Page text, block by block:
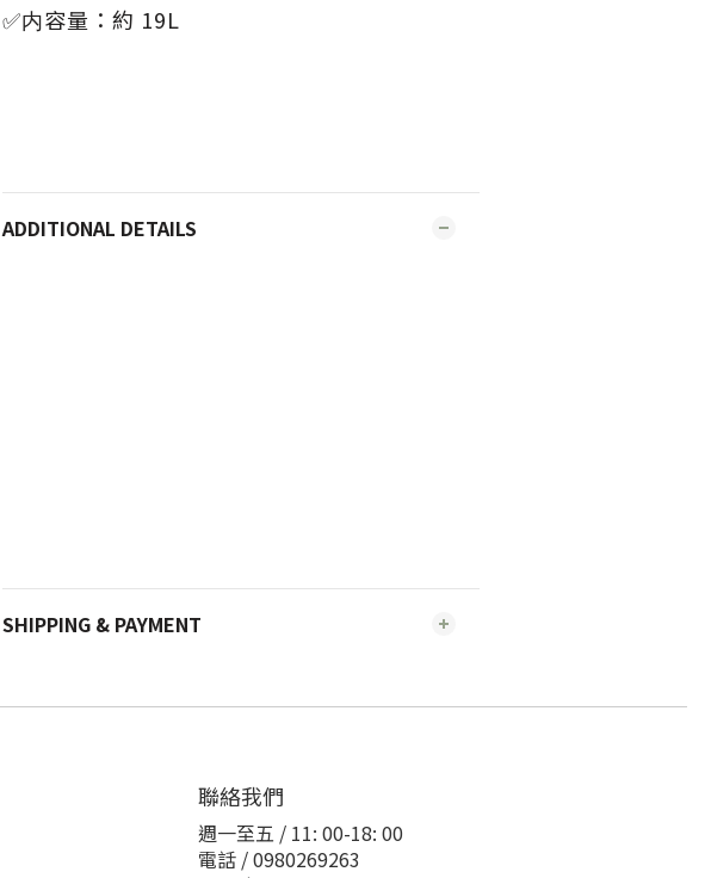
✅内容量：約 19L
ADDITIONAL DETAILS
SHIPPING & PAYMENT
聯絡我們
週一至五 / 11: 00-18: 00
電話 / 0980269263